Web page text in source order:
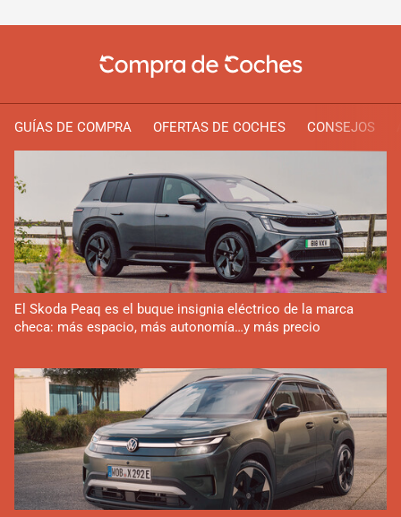
GUÍAS DE COMPRA OFERTAS DE COCHES CONSEJOS
El Skoda Peaq es el buque insignia eléctrico de la marca
checa: más espacio, más autonomía…y más precio